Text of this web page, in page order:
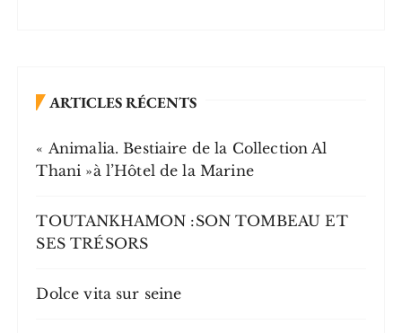
ARTICLES RÉCENTS
« Animalia. Bestiaire de la Collection Al
Thani »à l’Hôtel de la Marine
TOUTANKHAMON :SON TOMBEAU ET
SES TRÉSORS
Dolce vita sur seine